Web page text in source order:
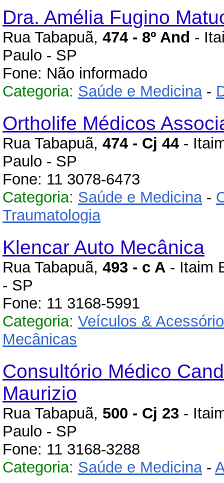
Dra. Amélia Fugino
Rua Tabapuã, 474 - 8º And -
Paulo - SP
Fone: Não informado
Categoria: Saúde e Medicina-
Ortholife Médicos
Rua Tabapuã, 474 - Cj 44 -
Paulo - SP
Fone: 11 3078-6473
Categoria: Saúde e Medicina-
Traumatologia
Klencar Auto Mecânica
Rua Tabapuã, 493 - c A - Itaim
- SP
Fone: 11 3168-5991
Categoria: Veículos &
Mecânicas
Consultório Médico
Maurizio
Rua Tabapuã, 500 - Cj 23 -
Paulo - SP
Fone: 11 3168-3288
Categoria: Saúde e Medicina-